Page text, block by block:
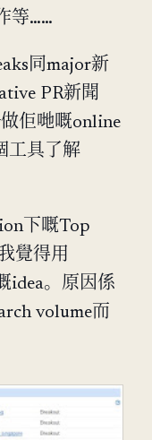
等……
同major新
PR新聞
佢哋嘅online
工具了解
下嘅Top
覺得用
idea。原因係
volume而